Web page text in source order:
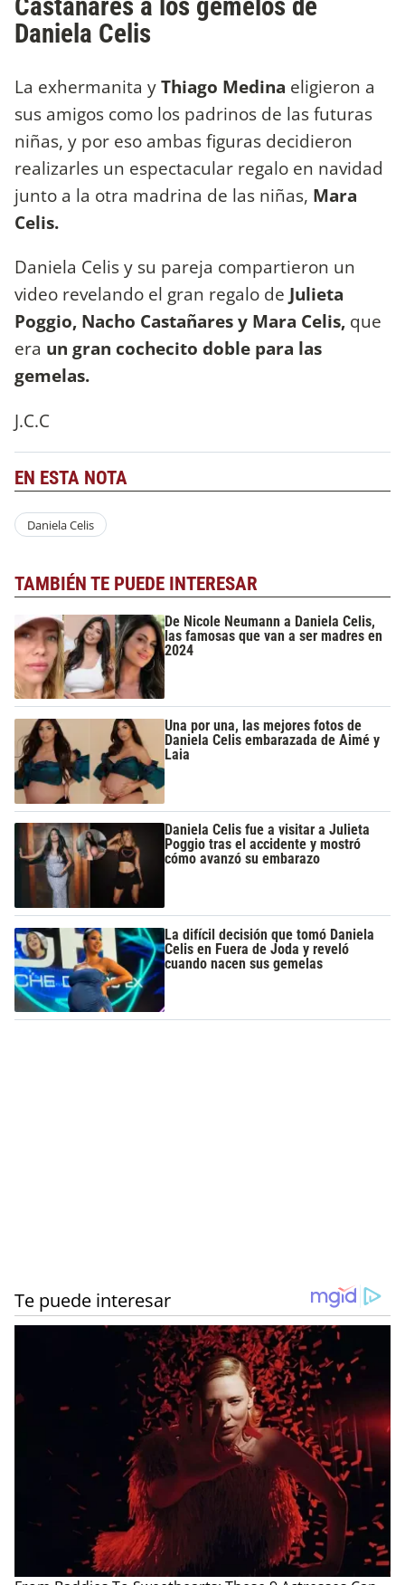
Castañares a los gemelos de
Daniela Celis
La exhermanita yThiago Medina eligieron a
sus amigos como los padrinos de las futuras
niñas, y por eso ambas figuras decidieron
realizarles un espectacular regalo en navidad
junto a la otra madrina de las niñas, Mara
Celis.
Daniela Celis y su pareja compartieron un
video revelando el gran regalo de Julieta
Poggio, Nacho Castañares y Mara Celis, que
era un gran cochecito doble para las
gemelas.
J.C.C
EN ESTA NOTA
Daniela Celis
TAMBIÉN TE PUEDE INTERESAR
De Nicole Neumann a Daniela Celis,
las famosas que van a ser madres en
2024
Una por una, las mejores fotos de
Daniela Celis embarazada de Aimé y
Laia
Daniela Celis fue a visitar a Julieta
Poggio tras el accidente y mostró
cómo avanzó su embarazo
La difícil decisión que tomó Daniela
Celis en Fuera de Joda y reveló
cuando nacen sus gemelas